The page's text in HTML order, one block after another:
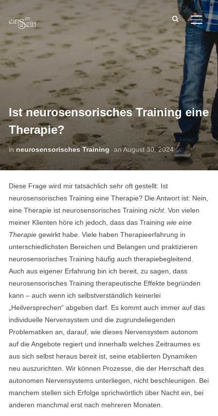
Ist neurosensorisches Training eine
Therapie?
inneurosensorisches Training anAugust 30, 2024
Diese Frage wird mir tatsächlich sehr oft gestellt: Ist
neurosensorisches Training eine Therapie? Die Antwort ist: Nein,
eine Therapie ist neurosensorisches Training nicht. Von vielen
meiner Klienten höre ich jedoch, dass das Training wie eine
Therapiegewirkt habe. Viele haben Therapieerfahrung in
unterschiedlichsten Bereichen und Belangen und praktizieren
neurosensorisches Training häufig auch therapiebegleitend.
Auch aus eigener Erfahrung bin ich bereit, zu sagen, dass
neurosensorisches Training therapeutische Effekte begründen
kann – auch wenn ich selbstverständlich keinerlei
„Heilversprechen“ abgeben darf. Es kommt auch immer auf das
individuelle Nervensystem und die zugrundeliegenden
Problematiken an, darauf, wie dieses Nervensystem autonom
auf die Angebote regiert und innerhalb welches Zeitraumes es
aus sich selbst heraus bereit ist, seine etablierten Dynamiken
neu auszurichten. Wir können Prozesse, die der Herrschaft des
autonomen Nervensystems unterliegen, nicht beschleunigen. Bei
manchem stellen sich Erfolge sprichwörtlich über Nacht ein, bei
anderen manchmal erst nach mehreren Monaten.